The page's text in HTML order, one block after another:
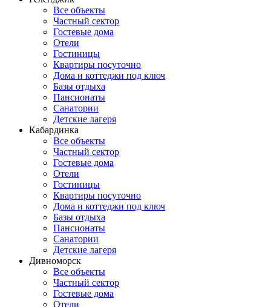
Все объекты
Частный сектор
Гостевые дома
Отели
Гостиницы
Квартиры посуточно
Дома и коттеджи под ключ
Базы отдыха
Пансионаты
Санатории
Детские лагеря
Кабардинка
Все объекты
Частный сектор
Гостевые дома
Отели
Гостиницы
Квартиры посуточно
Дома и коттеджи под ключ
Базы отдыха
Пансионаты
Санатории
Детские лагеря
Дивноморск
Все объекты
Частный сектор
Гостевые дома
Отели